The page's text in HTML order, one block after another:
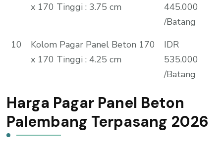
x 170 Tinggi : 3.75 cm
445.000
/Batang
10
Kolom Pagar Panel Beton 170
x 170 Tinggi : 4.25 cm
IDR
535.000
/Batang
Harga Pagar Panel Beton
Palembang Terpasang 2026